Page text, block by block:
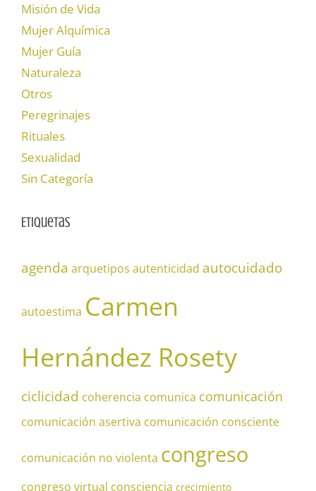
Misión de Vida
Mujer Alquímica
Mujer Guía
Naturaleza
Otros
Peregrinajes
Rituales
Sexualidad
Sin Categoría
Etiquetas
agenda arquetipos autenticidad autocuidado
autoestima Carmen
Hernández Rosety
ciclicidad coherencia comunica comunicación
comunicación asertiva comunicación consciente
comunicación no violenta congreso
congreso virtual consciencia crecimiento